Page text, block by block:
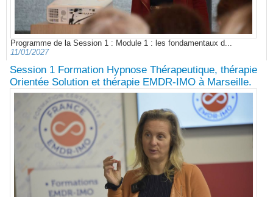
Programme de la Session 1 : Module 1 : les fondamentaux d...
11/01/2027
Session 1 Formation Hypnose Thérapeutique, thérapie
Orientée Solution et thérapie EMDR-IMO à Marseille.